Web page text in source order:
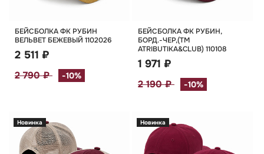
БЕЙСБОЛКА ФК РУБИН
ВЕЛЬВЕТ БЕЖЕВЫЙ 1102026
2 511 ₽
2 790 ₽ -10%
БЕЙСБОЛКА ФК РУБИН,
БОРД.-ЧЕР,(TM
ATRIBUTIKA&CLUB) 110108
1 971 ₽
2 190 ₽ -10%
Новинка Новинка